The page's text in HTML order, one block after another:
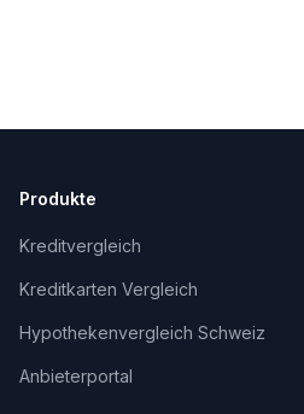
Produkte
Kreditvergleich
Kreditkarten Vergleich
Hypothekenvergleich Schweiz
Anbieterportal